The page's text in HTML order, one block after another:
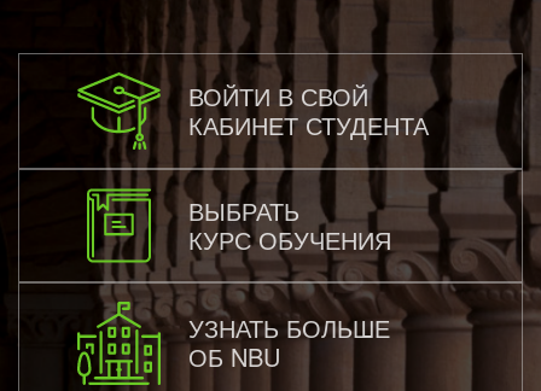
ВОЙТИ В СВОЙ
КАБИНЕТ СТУДЕНТА
ВЫБРАТЬ
КУРС ОБУЧЕНИЯ
УЗНАТЬ БОЛЬШЕ
ОБ NBU